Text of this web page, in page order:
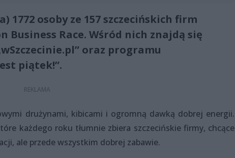
1772 osoby ze 157 szczecińskich firm
Business Race. Wśród nich znajdą się
oraz programu
piątek!”.
drużynami, kibicami i ogromną dawką dobrej energii.
każdego roku tłumnie zbiera szczecińskie firmy, chcące
ale przede wszystkim dobrej zabawie.